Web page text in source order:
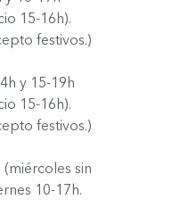
15-16h).
festivos.)
y 15-19h
15-16h).
festivos.)
(miércoles sin
10-17h.